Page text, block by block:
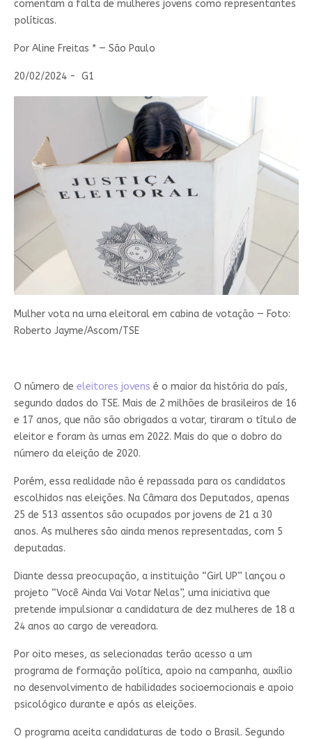
comentam a falta de mulheres jovens como representantes
políticas.
Por Aline Freitas * — São Paulo
20/02/2024 - G1
Mulher vota na urna eleitoral em cabina de votação — Foto:
Roberto Jayme/Ascom/TSE
O número de eleitores jovens é o maior da história do país,
segundo dados do TSE. Mais de 2 milhões de brasileiros de 16
e 17 anos, que não são obrigados a votar, tiraram o título de
eleitor e foram às urnas em 2022. Mais do que o dobro do
número da eleição de 2020.
Porém, essa realidade não é repassada para os candidatos
escolhidos nas eleições. Na Câmara dos Deputados, apenas
25 de 513 assentos são ocupados por jovens de 21 a 30
anos. As mulheres são ainda menos representadas, com 5
deputadas.
Diante dessa preocupação, a instituição “Girl UP” lançou o
projeto “Você Ainda Vai Votar Nelas”, uma iniciativa que
pretende impulsionar a candidatura de dez mulheres de 18 a
24 anos ao cargo de vereadora.
Por oito meses, as selecionadas terão acesso a um
programa de formação política, apoio na campanha, auxílio
no desenvolvimento de habilidades socioemocionais e apoio
psicológico durante e após as eleições.
O programa aceita candidaturas de todo o Brasil. Segundo